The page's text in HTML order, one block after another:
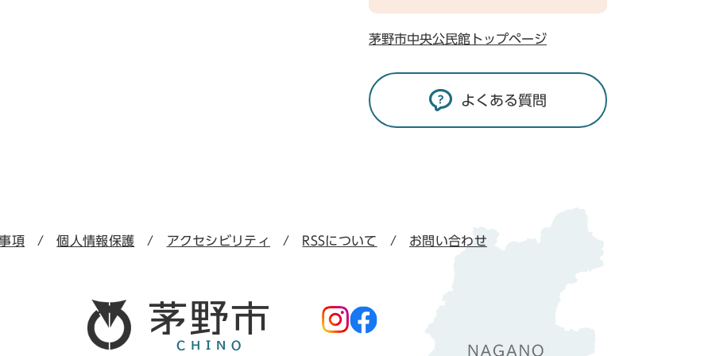
茅野市中央公民館トップページ
よくある質問
項 個人情報保護 アクセシビリティ RSSについて お問い合わせ